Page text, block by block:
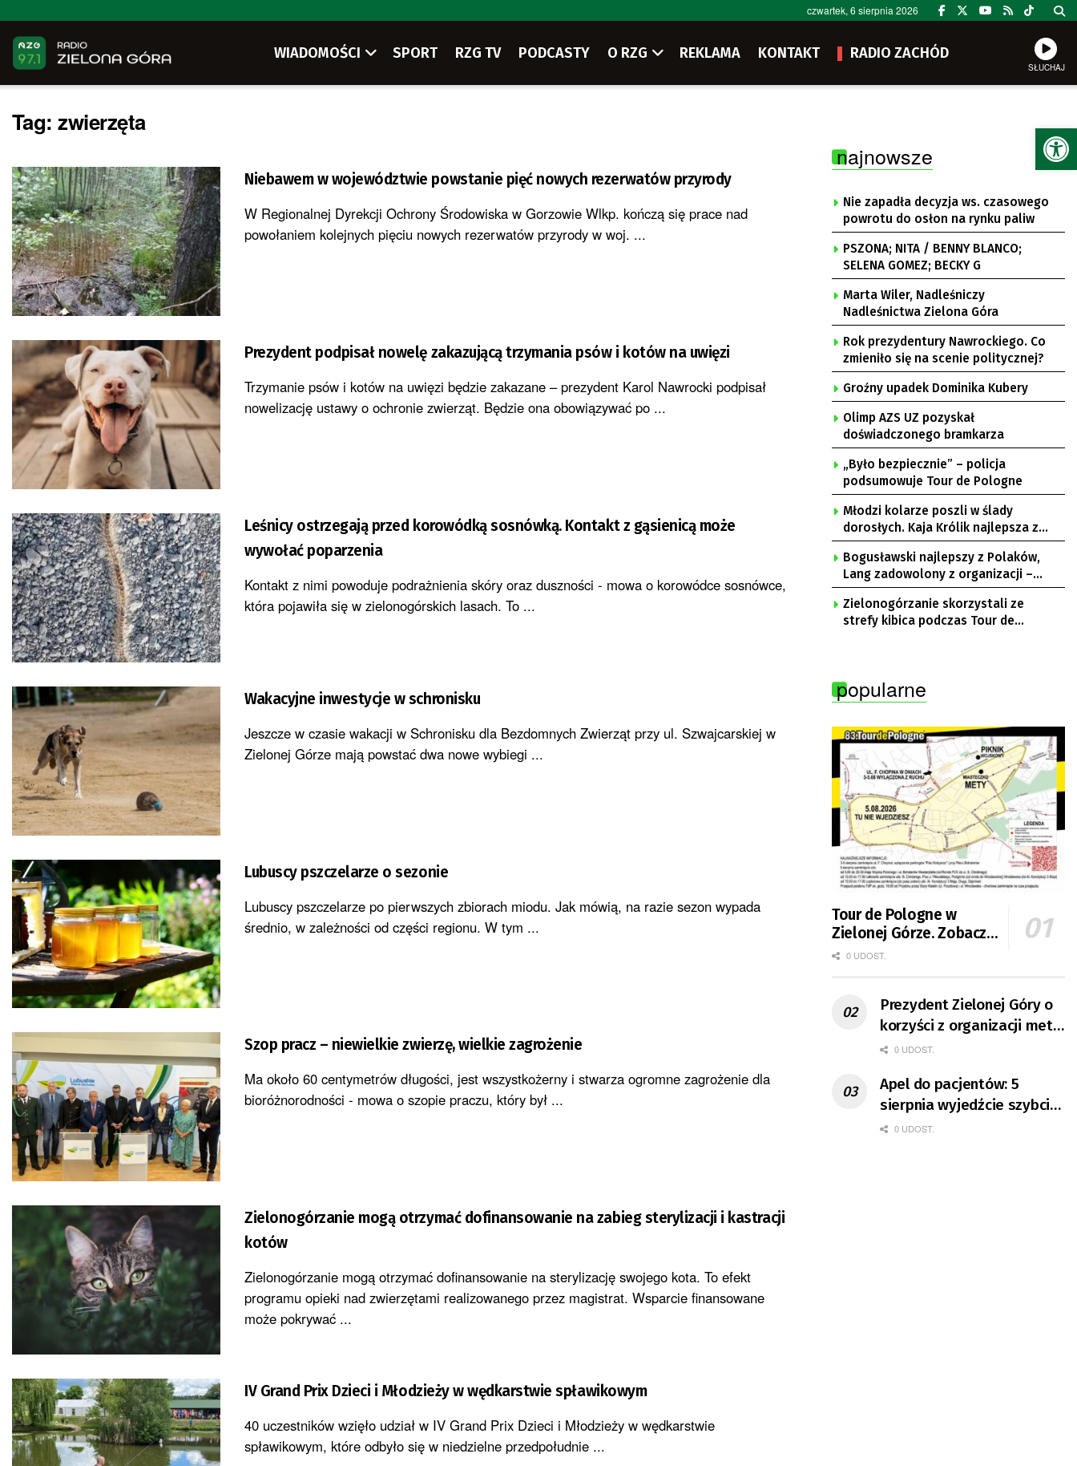
czwartek, 6 sierpnia 2026
WIADOMOŚCI SPORT RZG TV PODCASTY O RZG REKLAMA KONTAKT RADIO ZACHÓD
SŁUCHAJ
Tag:zwierzęta
Niebawem w województwie powstanie pięć nowych rezerwatów przyrody
W Regionalnej Dyrekcji Ochrony Środowiska w Gorzowie Wlkp. kończą się prace nad
powołaniem kolejnych pięciu nowych rezerwatów przyrody w woj. ...
Prezydent podpisał nowelę zakazującą trzymania psów i kotów na uwięzi
Trzymanie psów i kotów na uwięzi będzie zakazane – prezydent Karol Nawrocki podpisał
nowelizację ustawy o ochronie zwierząt. Będzie ona obowiązywać po ...
Leśnicy ostrzegają przed korowódką sosnówką. Kontakt z gąsienicą może
wywołać poparzenia
Kontakt z nimi powoduje podrażnienia skóry oraz duszności - mowa o korowódce sosnówce,
która pojawiła się w zielonogórskich lasach. To ...
Wakacyjne inwestycje w schronisku
Jeszcze w czasie wakacji w Schronisku dla Bezdomnych Zwierząt przy ul. Szwajcarskiej w
Zielonej Górze mają powstać dwa nowe wybiegi ...
Lubuscy pszczelarze o sezonie
Lubuscy pszczelarze po pierwszych zbiorach miodu. Jak mówią, na razie sezon wypada
średnio, w zależności od części regionu. W tym ...
Szop pracz – niewielkie zwierzę, wielkie zagrożenie
Ma około 60 centymetrów długości, jest wszystkożerny i stwarza ogromne zagrożenie dla
bioróżnorodności - mowa o szopie praczu, który był ...
Zielonogórzanie mogą otrzymać dofinansowanie na zabieg sterylizacji i kastracji
kotów
Zielonogórzanie mogą otrzymać dofinansowanie na sterylizację swojego kota. To efekt
programu opieki nad zwierzętami realizowanego przez magistrat. Wsparcie finansowane
może pokrywać ...
IV Grand Prix Dzieci i Młodzieży w wędkarstwie spławikowym
40 uczestników wzięło udział w IV Grand Prix Dzieci i Młodzieży w wędkarstwie
spławikowym, które odbyło się w niedzielne przedpołudnie ...
najnowsze
Nie zapadła decyzja ws. czasowego
powrotu do osłon na rynku paliw
PSZONA; NITA / BENNY BLANCO;
SELENA GOMEZ; BECKY G
Marta Wiler, Nadleśniczy
Nadleśnictwa Zielona Góra
Rok prezydentury Nawrockiego. Co
zmieniło się na scenie politycznej?
Groźny upadek Dominika Kubery
Olimp AZS UZ pozyskał
doświadczonego bramkarza
„Było bezpiecznie” – policja
podsumowuje Tour de Pologne
Młodzi kolarze poszli w ślady
dorosłych. Kaja Królik najlepsza z
Lubuszanek w Tour de Pologne Junior
Bogusławski najlepszy z Polaków,
Lang zadowolony z organizacji –
komentarze po 3. etapie Tour de
Pologne
Zielonogórzanie skorzystali ze
strefy kibica podczas Tour de
popularne
Tour de Pologne w
Zielonej Górze. Zobacz
zmiany w organizacji
0 UDOST.
Prezydent Zielonej Góry o
korzyści z organizacji mety
Tour de Pologne
0 UDOST.
Apel do pacjentów: 5
sierpnia wyjedźcie szybciej
z domów
0 UDOST.